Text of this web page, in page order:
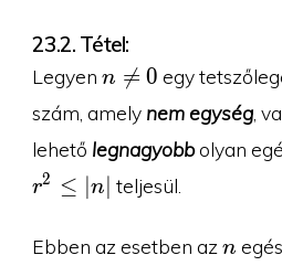
23.2. Tétel:
Legyen n\neq
n 
= 0 egy
szám, amely nem egység,
lehető legnagyobbolyan
r2 ≤ ∣n∣ teljesül.
Ebben az esetben az n
n